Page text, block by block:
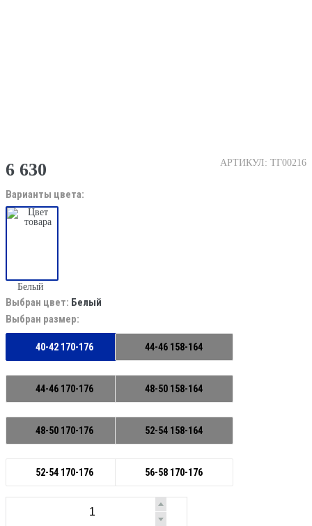
АРТИКУЛ: ТГ00216
6 630
Варианты цвета:
Белый
Выбран цвет: Белый
Выбран размер:
40-42 170-176 44-46 158-164
44-46 170-176 48-50 158-164
48-50 170-176 52-54 158-164
52-54 170-176 56-58 170-176